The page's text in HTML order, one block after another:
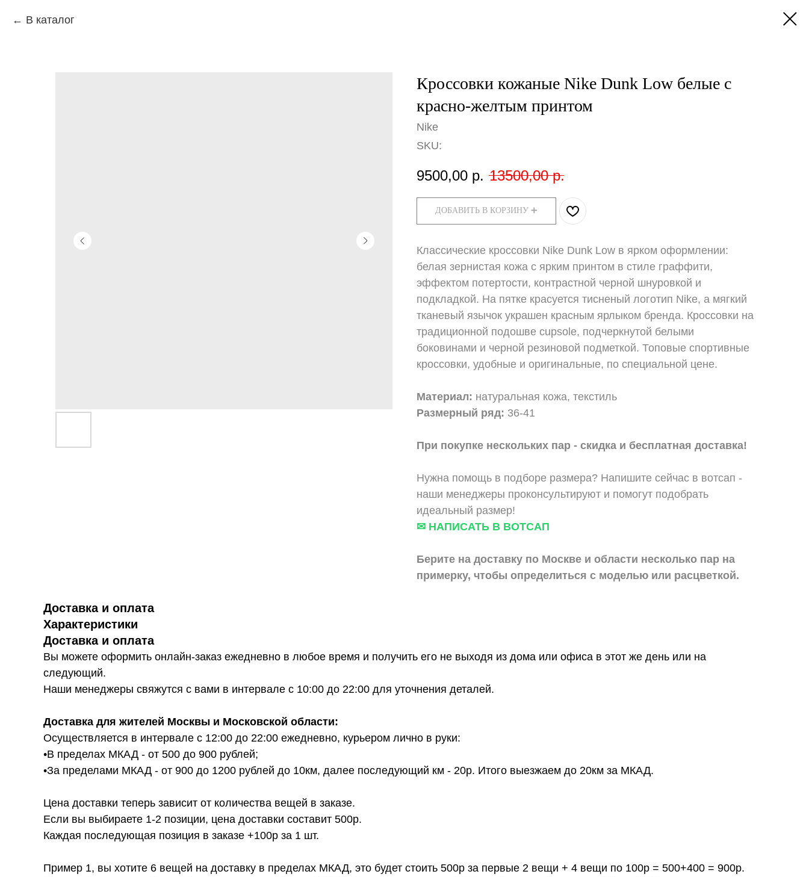
В каталог
Кроссовки кожаные Nike Dunk Low белые с
красно-желтым принтом
Nike
SKU:
9500,00 р. 13500,00 р.
ДОБАВИТЬ В КОРЗИНУ ➕
Классические кроссовки Nike Dunk Low в ярком оформлении:
белая зернистая кожа с ярким принтом в стиле граффити,
эффектом потертости, контрастной черной шнуровкой и
подкладкой. На пятке красуется тисненый логотип Nike, а мягкий
тканевый язычок украшен красным ярлыком бренда. Кроссовки на
традиционной подошве cupsole, подчеркнутой белыми
боковинами и черной резиновой подметкой. Топовые спортивные
кроссовки, удобные и оригинальные, по специальной цене.
Материал: натуральная кожа, текстиль
Размерный ряд: 36-41
При покупке нескольких пар - скидка и бесплатная доставка!
Нужна помощь в подборе размера? Напишите сейчас в вотсап -
наши менеджеры проконсультируют и помогут подобрать
идеальный размер!
✉ НАПИСАТЬ В ВОТСАП
Берите на доставку по Москве и области несколько пар на
примерку, чтобы определиться с моделью или расцветкой.
Доставка и оплата
Характеристики
Доставка и оплата
Вы можете оформить онлайн-заказ ежедневно в любое время и получить его не выходя из дома или офиса в этот же день или на
следующий.
Наши менеджеры свяжутся с вами в интервале с 10:00 до 22:00 для уточнения деталей.
Доставка для жителей Москвы и Московской области:
Осуществляется в интервале с 12:00 до 22:00 ежедневно, курьером лично в руки:
•В пределах МКАД - от 500 до 900 рублей;
•За пределами МКАД - от 900 до 1200 рублей до 10км, далее последующий км - 20р. Итого выезжаем до 20км за МКАД.
Цена доставки теперь зависит от количества вещей в заказе.
Если вы выбираете 1-2 позиции, цена доставки составит 500р.
Каждая последующая позиция в заказе +100р за 1 шт.
Пример 1, вы хотите 6 вещей на доставку в пределах МКАД, это будет стоить 500р за первые 2 вещи + 4 вещи по 100р = 500+400 = 900р.